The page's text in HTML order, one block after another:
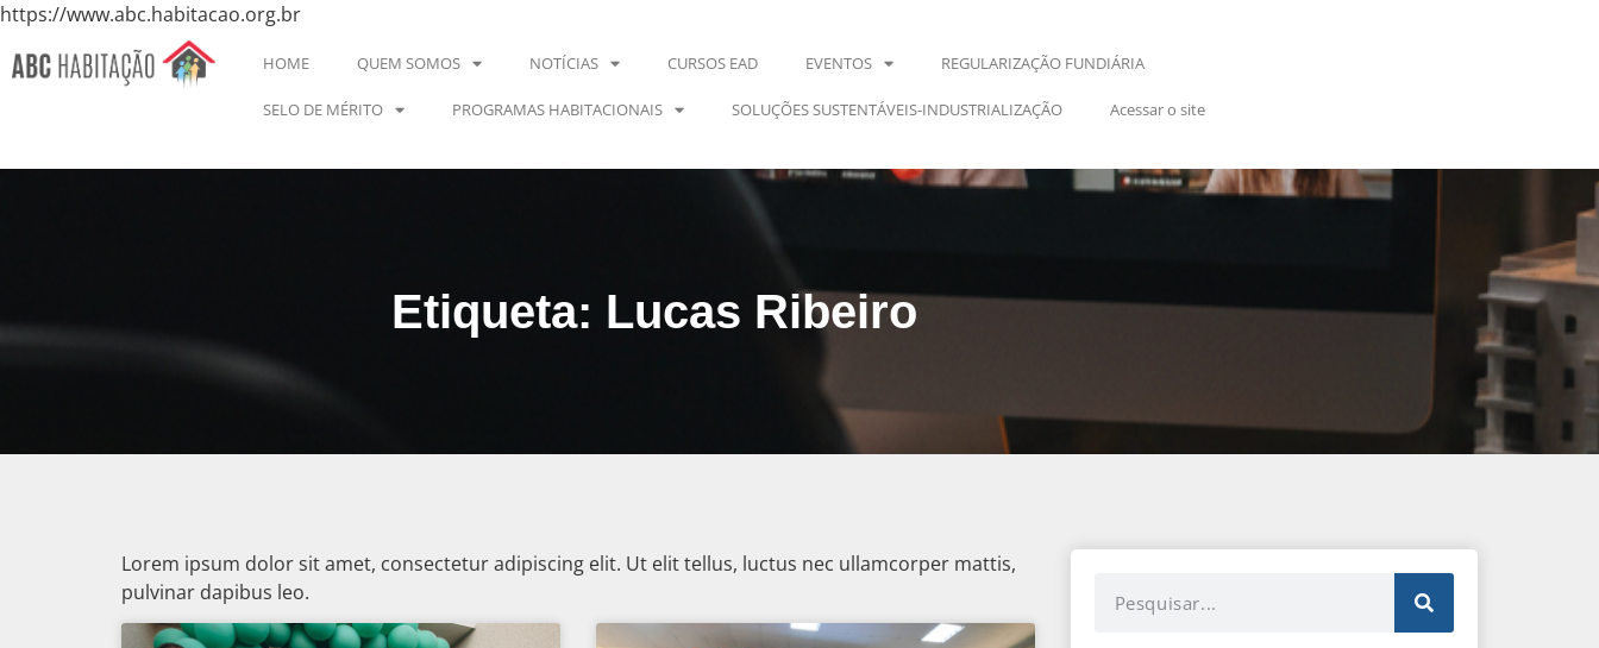
https://www.abc.habitacao.org.br
HOME QUEM SOMOS NOTÍCIAS CURSOS EAD EVENTOS REGULARIZAÇÃO FUNDIÁRIA
SELO DE MÉRITO PROGRAMAS HABITACIONAIS SOLUÇÕES SUSTENTÁVEIS-INDUSTRIALIZAÇÃO Acessar o site
Etiqueta: Lucas Ribeiro
Lorem ipsum dolor sit amet, consectetur adipiscing elit. Ut elit tellus, luctus nec ullamcorper mattis,
pulvinar dapibus leo.